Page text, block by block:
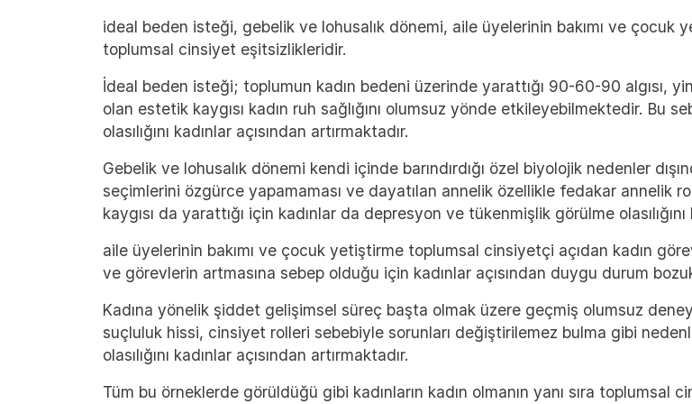
ideal beden isteği, gebelik ve lohusalık dönemi, aile üyelerinin bakımı ve çocuk
toplumsal cinsiyet eşitsizlikleridir.
İdeal beden isteği; toplumun kadın bedeni üzerinde yarattığı 90-60-90 algısı,
olan estetik kaygısı kadın ruh sağlığını olumsuz yönde etkileyebilmektedir. Bu
olasılığını kadınlar açısından artırmaktadır.
Gebelik ve lohusalık dönemi kendi içinde barındırdığı özel biyolojik nedenler
seçimlerini özgürce yapamaması ve dayatılan annelik özellikle fedakar annelik
kaygısı da yarattığı için kadınlar da depresyon ve tükenmişlik görülme olasılığını
aile üyelerinin bakımı ve çocuk yetiştirme toplumsal cinsiyetçi açıdan kadın
ve görevlerin artmasına sebep olduğu için kadınlar açısından duygu durum
Kadına yönelik şiddet gelişimsel süreç başta olmak üzere geçmiş olumsuz
suçluluk hissi, cinsiyet rolleri sebebiyle sorunları değiştirilemez bulma gibi
olasılığını kadınlar açısından artırmaktadır.
Tüm bu örneklerde görüldüğü gibi kadınların kadın olmanın yanı sıra toplumsal